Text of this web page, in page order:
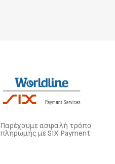
Παρέχουμε ασφαλή τρόπο
πληρωμής με SIX Payment